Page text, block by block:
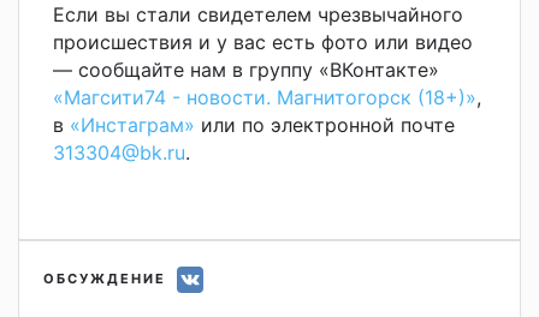
Если вы стали свидетелем чрезвычайного
происшествия и у вас есть фото или видео
— сообщайте нам в группу «ВКонтакте»
«Магсити74 - новости. Магнитогорск (18+)»,
в «Инстаграм» или по электронной почте
313304@bk.ru.
ОБСУЖДЕНИЕ